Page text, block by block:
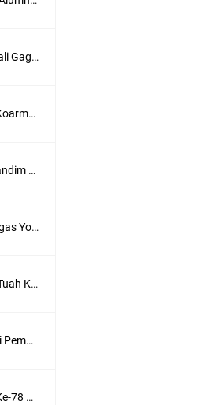
Nahkoda KM Labobar Kembali Gagalkan Penyelundupan 4 Ekor Burung Cendrawasih Asal Papua
Peringati HUT Ke-61, Kowal Koarmada III Sajikan Seni Budaya Khas Papua
Dipimpin Danrem 101/Ant Dandim 1007/Bjm Didampingi Ketua Persit KCK Cabang XXX Koorcab Rem 101 PD VI/Mlw Hadiri Sertijab Dandim 1002/HSS
Mempererat Silaturahmi, Satgas Yonif Mekanis 203/AK Laksanakan Anjangsana Bersama Babinsa
Angwasda II Yayasan Hang Tuah Kunjungi Satdik Cabang Surabaya
Danrem 181/PVT Menghadiri Pembukaan MUKERDA I Majelis Daerah GPdI Provinsi PBD
Koarmada III Peringati HUT Ke-78 Polisi Militer Angkatan Laut